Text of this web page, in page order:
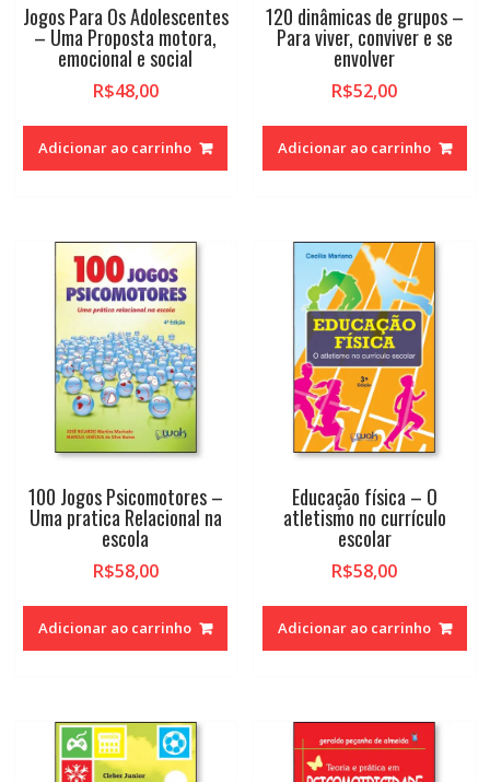
Jogos Para Os Adolescentes
– Uma Proposta motora,
emocional e social
R$48,00
Adicionar ao carrinho
120 dinâmicas de grupos –
Para viver, conviver e se
envolver
R$52,00
Adicionar ao carrinho
100 Jogos Psicomotores –
Uma pratica Relacional na
escola
R$58,00
Adicionar ao carrinho
Educação física – O
atletismo no currículo
escolar
R$58,00
Adicionar ao carrinho